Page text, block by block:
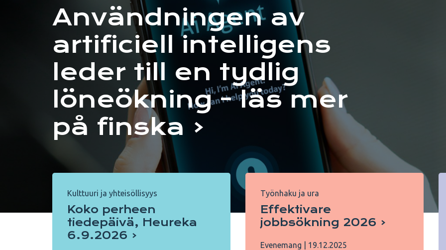
Användningen av
artificiell intelligens
leder till en tydlig
löneökning - läs mer
på finska
Kulttuuri ja yhteisöllisyys
Koko perheen
tiedepäivä, Heureka
6.9.2026
Työnhaku ja ura
Effektivare
jobbsökning 2026
Evenemang 19.12.2025